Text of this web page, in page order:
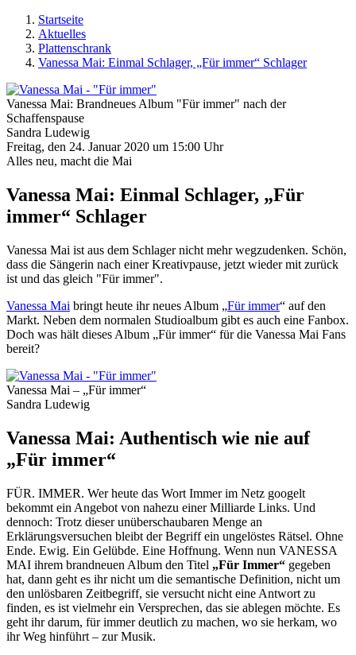
Startseite
Aktuelles
Plattenschrank
Vanessa Mai: Einmal Schlager, „Für immer“ Schlager
Vanessa Mai: Brandneues Album "Für immer" nach der
Schaffenspause
Sandra Ludewig
Freitag, den 24. Januar 2020 um 15:00 Uhr
Alles neu, macht die Mai
Vanessa Mai: Einmal Schlager, „Für
immer“ Schlager
Vanessa Mai ist aus dem Schlager nicht mehr wegzudenken. Schön,
dass die Sängerin nach einer Kreativpause, jetzt wieder mit zurück
ist und das gleich "Für immer".
Vanessa Mai bringt heute ihr neues Album „Für immer“ auf den
Markt. Neben dem normalen Studioalbum gibt es auch eine Fanbox.
Doch was hält dieses Album „Für immer“ für die Vanessa Mai Fans
bereit?
Vanessa Mai – „Für immer“
Sandra Ludewig
Vanessa Mai: Authentisch wie nie auf
„Für immer“
FÜR. IMMER. Wer heute das Wort Immer im Netz googelt
bekommt ein Angebot von nahezu einer Milliarde Links. Und
dennoch: Trotz dieser unüberschaubaren Menge an
Erklärungsversuchen bleibt der Begriff ein ungelöstes Rätsel. Ohne
Ende. Ewig. Ein Gelübde. Eine Hoffnung. Wenn nun VANESSA
MAI ihrem brandneuen Album den Titel „Für Immer“ gegeben
hat, dann geht es ihr nicht um die semantische Definition, nicht um
den unlösbaren Zeitbegriff, sie versucht nicht eine Antwort zu
finden, es ist vielmehr ein Versprechen, das sie ablegen möchte. Es
geht ihr darum, für immer deutlich zu machen, wo sie herkam, wo
ihr Weg hinführt – zur Musik.